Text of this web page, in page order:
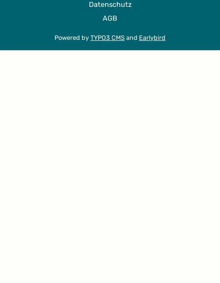
Datenschutz
AGB
Powered by TYPO3 CMS and Earlybird